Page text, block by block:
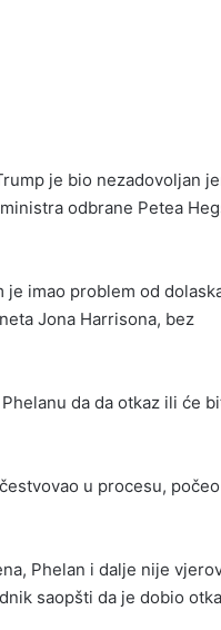
je bio nezadovoljan
odbrane Petea
imao problem od
Jona Harrisona, bez
da da otkaz ili će
u procesu,
Phelan i dalje nije
saopšti da je dobio